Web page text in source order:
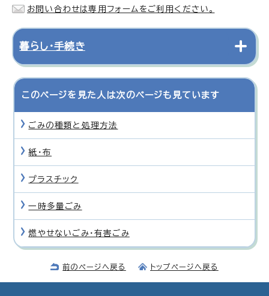
お問い合わせは専用フォームをご利用ください。
暮らし・手続き
このページを見た人は次のページも見ています
ごみの種類と処理方法
紙・布
プラスチック
一時多量ごみ
燃やせないごみ・有害ごみ
前のページへ戻る トップページへ戻る